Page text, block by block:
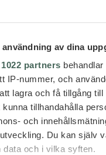
av dina
partners
IP-nummer, och
lagra och få tillgång till
kunna tillhandahålla
och
Du kan själv
data och i vilka syften.
nordvästra kust hittar
faktiskt kommer vara
hit, efter senaste årets
du själv också vara
terrass som